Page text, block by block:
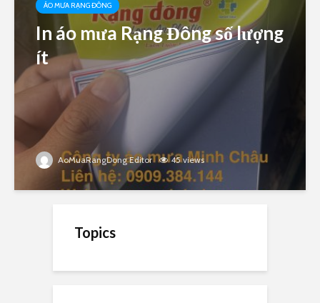
ÁO MƯA RẠNG ĐÔNG
In áo mưa Rạng Đông số lượng
ít
AoMuaRangDong Editor 45 views
Topics